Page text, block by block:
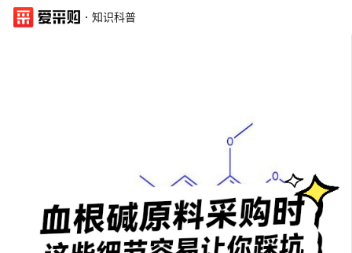
· 知识科普